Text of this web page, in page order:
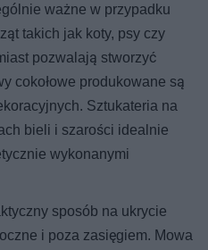
ważne w przypadku
takich jak koty, psy czy
pozwalają stworzyć
cokołowe produkowane są
Sztukateria na
bieli i szarości idealnie
wykonanymi
sposób na ukrycie
i poza zasięgiem. Mowa